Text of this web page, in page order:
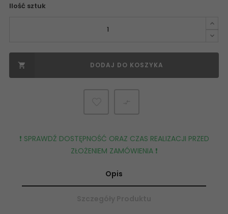
Ilość sztuk
 DODAJ DO KOSZYKA
❗️ SPRAWDŹ DOSTĘPNOŚĆ ORAZ CZAS REALIZACJI PRZED
ZŁOŻENIEM ZAMÓWIENIA ❗️
Opis